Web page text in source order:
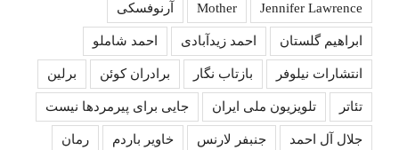
Jennifer Lawrence
Mother آرنوفسکی
ابراهیم گلستان احمد زیدآبادی احمد شاملو
انتشارات نیلوفر بازتاب نگار برادران کوئن برلین
تئاتر تلویزیون ملی ایران جایی برای پیرمردها نیست
جلال آل احمد جنبفر لارنس خاویر باردم رمان